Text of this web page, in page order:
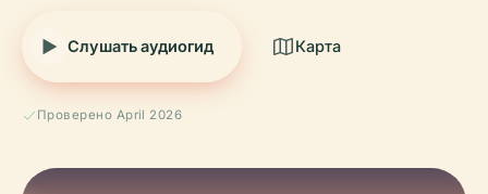
Слушать аудиогид Карта
Проверено April 2026